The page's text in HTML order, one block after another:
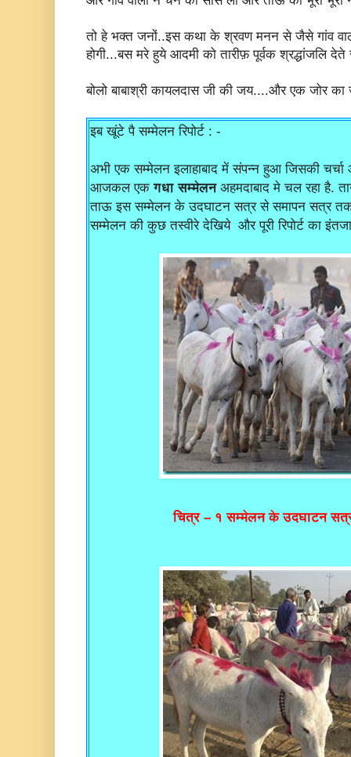
तो हे भक्त जनों..इस कथा के श्रवण मनन से जैसे गांव
होगी...बस मरे हुये आदमी को तारीफ़ पूर्वक श्रद्धांजलि देते
बोलो बाबाश्री कायलदास जी की जय....और एक जोर का
इब खूंटे पै सम्मेलन रिपोर्ट : -
अभी एक सम्मेलन इलाहाबाद में संपन्न हुआ जिसकी
आजकल एकगधा सम्मेलनअहमदाबाद मे चल रहा है.
ताऊ इस सम्मेलन के उदघाटन सत्र से समापन सत्र तक
सम्मेलन की कुछ तस्वीरे देखिये और पूरी रिपोर्ट का
चित्र – १ सम्मेलन के उदघाटन